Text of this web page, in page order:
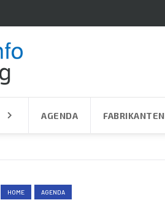
AGENDA FABRIKANTEN
HOME AGENDA